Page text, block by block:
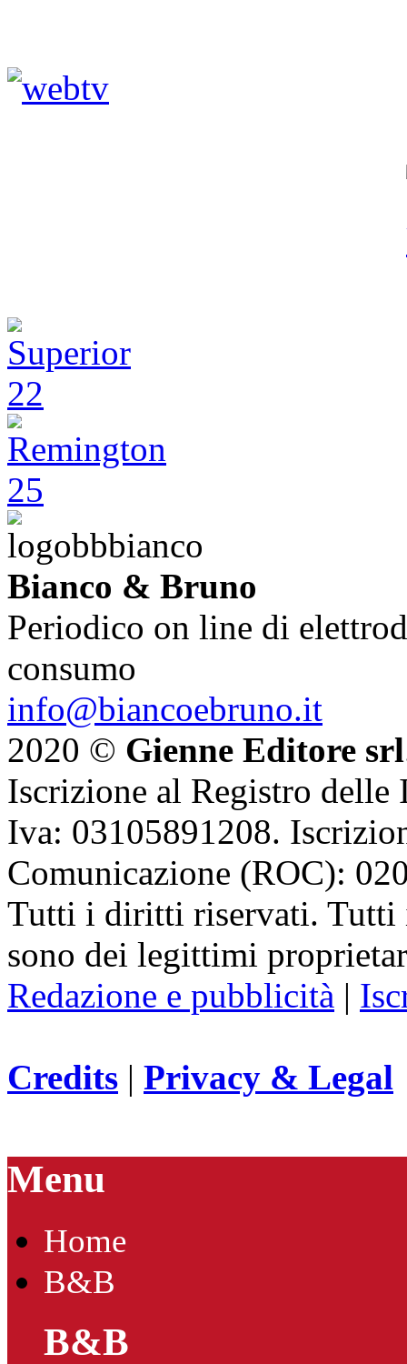
Bianco & Bruno
Periodico on line di
consumo
info@biancoebruno.it
2020 © Gienne Editore srl
Iscrizione al Registro delle
Iva: 03105891208.
Comunicazione (ROC):
Tutti i diritti riservati. Tutti
sono dei legittimi
Redazione e pubblicità |
Credits | Privacy & Legal
Menu
Home
B&B
B&B